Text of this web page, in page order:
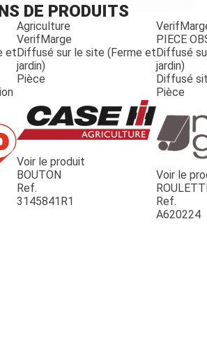
JOUET
DE PRODUITS
et
Agriculture
VerifMarge
Diffusé sur le site (Ferme et
jardin)
Pièce
Voir le produit
BOUTON
Ref.
3145841R1
PIECE
Diffusé
jardin)
Diffusé
Pièce
Voir le
Ref.
A620224